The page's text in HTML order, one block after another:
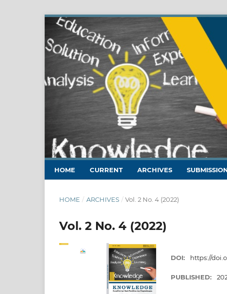
HOME CURRENT ARCHIVES
HOME / ARCHIVES / Vol. 2 No. 4 (2022)
Vol. 2 No. 4 (2022)
DOI: https://
PUBLISHED: